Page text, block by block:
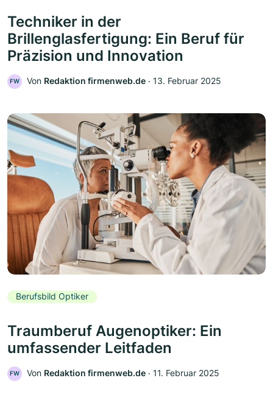
Techniker in der
Brillenglasfertigung: Ein Beruf für
Präzision und Innovation
FW Von Redaktion firmenweb.de ‧ 13. Februar 2025
Berufsbild Optiker
Traumberuf Augenoptiker: Ein
umfassender Leitfaden
FW Von Redaktion firmenweb.de ‧ 11. Februar 2025